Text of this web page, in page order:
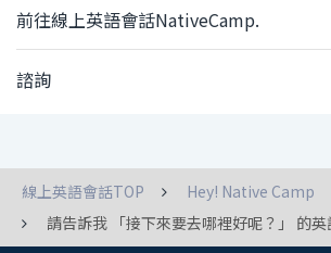
前往線上英語會話NativeCamp.
諮詢
線上英語會話TOP
Hey! Native Camp
請告訴我 「接下來要去哪裡好呢？」 的英